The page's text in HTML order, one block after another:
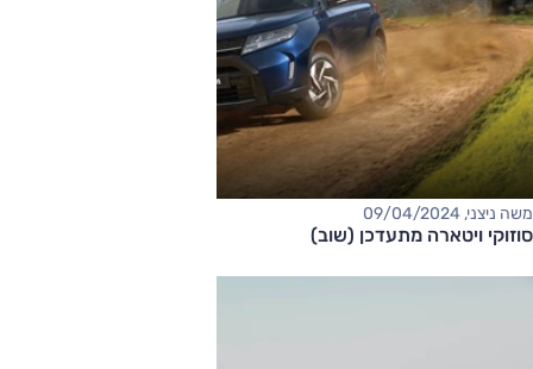
משה ניצני, 09/04/2024
סוזוקי ויטארה מתעדכן (שוב)